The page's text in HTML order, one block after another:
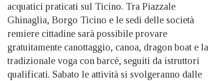
acquatici praticati sul Ticino. Tra Piazzale
Ghinaglia, Borgo Ticino e le sedi delle società
remiere cittadine sarà possibile provare
gratuitamente canottaggio, canoa, dragon boat e la
tradizionale voga con barcè, seguiti da istruttori
qualificati. Sabato le attività si svolgeranno dalle